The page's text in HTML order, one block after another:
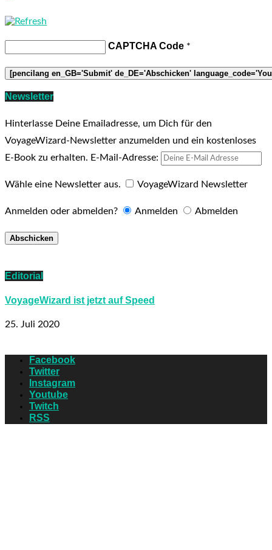
CAPTCHA Code *
Newsletter
Hinterlasse Deine Emailadresse, um Dich für den
VoyageWizard-Newsletter anzumelden und ein kostenloses
E-Book zu erhalten. E-Mail-Adresse:
Wähle eine Newsletter aus. VoyageWizard Newsletter
Anmelden oder abmelden? Anmelden Abmelden
Editorial
VoyageWizard ist jetzt auf Speed
25. Juli 2020
Facebook
Twitter
Instagram
Youtube
Twitch
RSS